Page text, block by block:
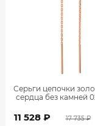
Серьги цепочки
сердца без камней
11 528 ₽ 17 735 ₽